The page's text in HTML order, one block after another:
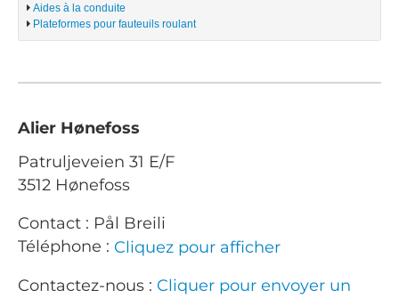
Aides à la conduite
Plateformes pour fauteuils roulant
Alier Hønefoss
Patruljeveien 31 E/F
3512 Hønefoss
Contact : Pål Breili
Téléphone : Cliquez pour afficher
Contactez-nous : Cliquer pour envoyer un